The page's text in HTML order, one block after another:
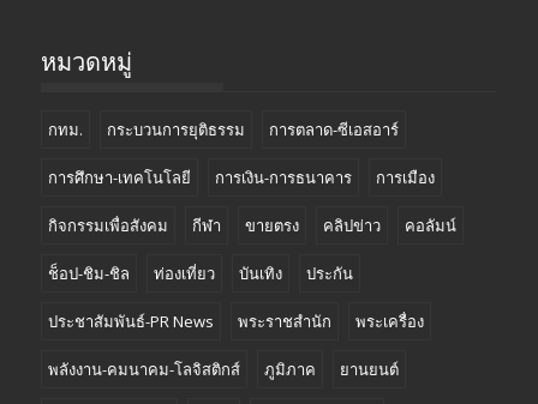
หมวดหมู่
กทม. กระบวนการยุติธรรม การตลาด-ซีเอสอาร์
การศึกษา-เทคโนโลยี การเงิน-การธนาคาร การเมือง
กิจกรรมเพื่อสังคม กีฬา ขายตรง คลิปข่าว คอลัมน์
ช็อป-ชิม-ชิล ท่องเที่ยว บันเทิง ประกัน
ประชาสัมพันธ์-PR News พระราชสำนัก พระเครื่อง
พลังงาน-คมนาคม-โลจิสติกส์ ภูมิภาค ยานยนต์